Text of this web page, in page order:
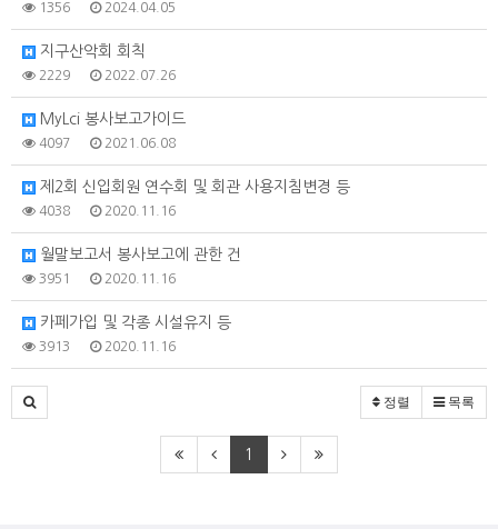
1356 2024.04.05
지구산악회 회칙
2229 2022.07.26
MyLci 봉사보고가이드
4097 2021.06.08
제2회 신입회원 연수회 및 회관 사용지침변경 등
4038 2020.11.16
월말보고서 봉사보고에 관한 건
3951 2020.11.16
카페가입 및 각종 시설유지 등
3913 2020.11.16
정렬 목록
1